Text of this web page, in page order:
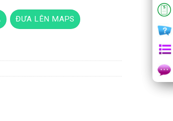
ĐƯA LÊN MAPS